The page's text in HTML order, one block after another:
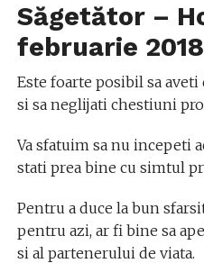
Săgetător –
februarie 2018
Este foarte posibil sa
si sa neglijati chestiuni
Va sfatuim sa nu incepeti
stati prea bine cu simtul
Pentru a duce la bun
pentru azi, ar fi bine sa
si al partenerului de viata.